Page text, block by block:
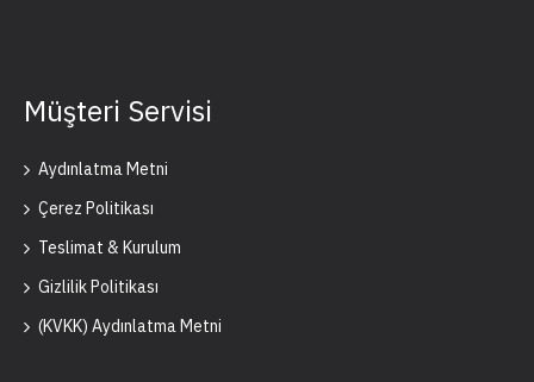
Müşteri Servisi
Aydınlatma Metni
Çerez Politikası
Teslimat & Kurulum
Gizlilik Politikası
(KVKK) Aydınlatma Metni